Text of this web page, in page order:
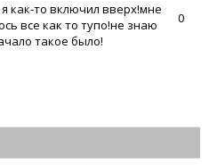
0
как-то включил вверх!мне
все как то тупо!не знаю
такое было!